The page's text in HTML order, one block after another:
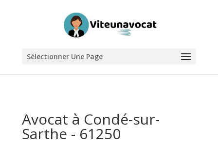
Sélectionner Une Page
Avocat à Condé-sur-
Sarthe - 61250